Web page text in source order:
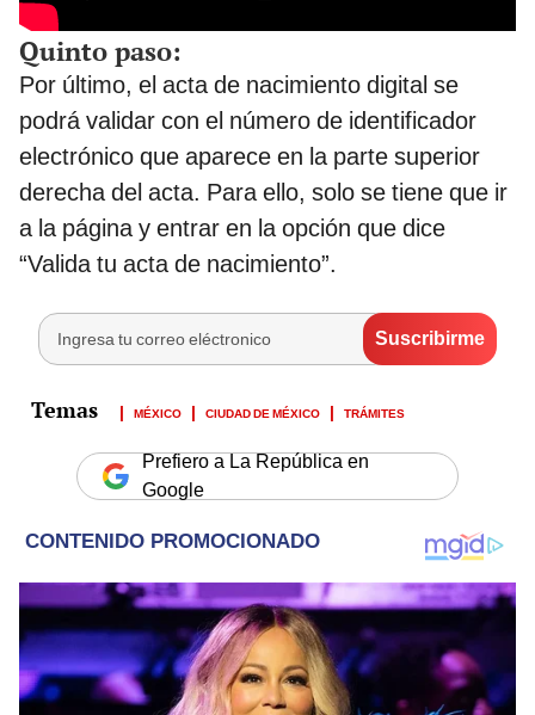
Quinto paso:
Por último, el acta de nacimiento digital se
podrá validar con el número de identificador
electrónico que aparece en la parte superior
derecha del acta. Para ello, solo se tiene que ir
a la página y entrar en la opción que dice
“Valida tu acta de nacimiento”.
MÉXICO CIUDAD DE MÉXICO TRÁMITES
Prefiero a La República en
Google